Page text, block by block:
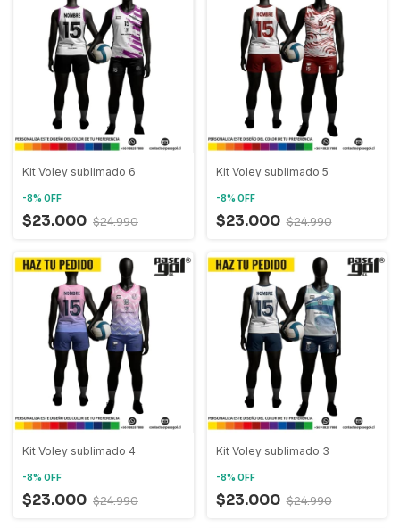
Kit Voley sublimado 6
-8% OFF
$23.000 $24.990
Kit Voley sublimado 5
-8% OFF
$23.000 $24.990
Kit Voley sublimado 4
-8% OFF
$23.000 $24.990
Kit Voley sublimado 3
-8% OFF
$23.000 $24.990